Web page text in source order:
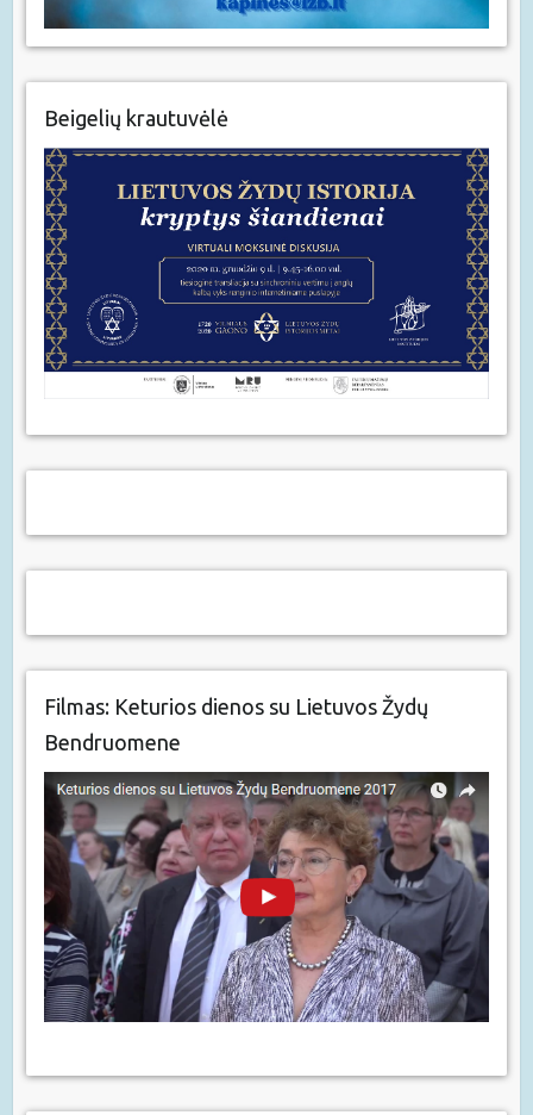
Beigelių krautuvėlė
Filmas: Keturios dienos su Lietuvos Žydų
Bendruomene